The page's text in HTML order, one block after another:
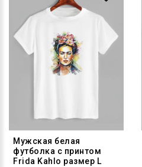
Мужская белая
футболка с принтом
Frida Kahlo размер L